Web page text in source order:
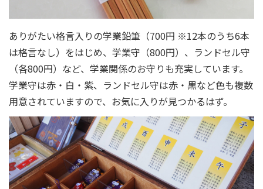
ありがたい格言入りの学業鉛筆（700円 ※12本のうち6本
は格言なし）をはじめ、学業守（800円）、ランドセル守
（各800円）など、学業関係のお守りも充実しています。
学業守は赤・白・紫、ランドセル守は赤・黒など色も複数
用意されていますので、お気に入りが見つかるはず。